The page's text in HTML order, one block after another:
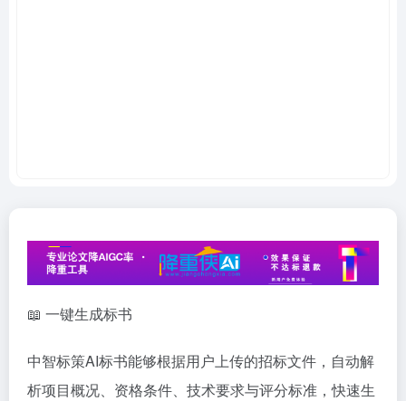
📖 一键生成标书
中智标策AI标书能够根据用户上传的招标文件，自动解
析项目概况、资格条件、技术要求与评分标准，快速生